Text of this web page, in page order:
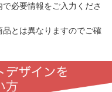
必要情報をご入力くださ
とは異なりますのでご確